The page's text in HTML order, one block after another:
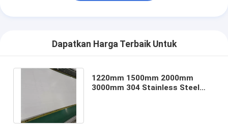
Dapatkan Harga Terbaik Untuk
1220mm 1500mm 2000mm
3000mm 304 Stainless Steel